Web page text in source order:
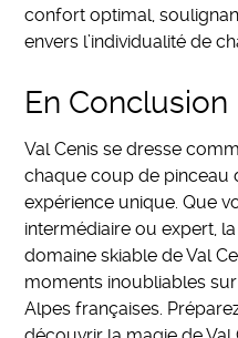
confort optimal,
envers l’individualité de
En Conclusion
Val Cenis se dresse
chaque coup de pinceau
expérience unique. Que
intermédiaire ou expert,
domaine skiable de Val
moments inoubliables
Alpes françaises.